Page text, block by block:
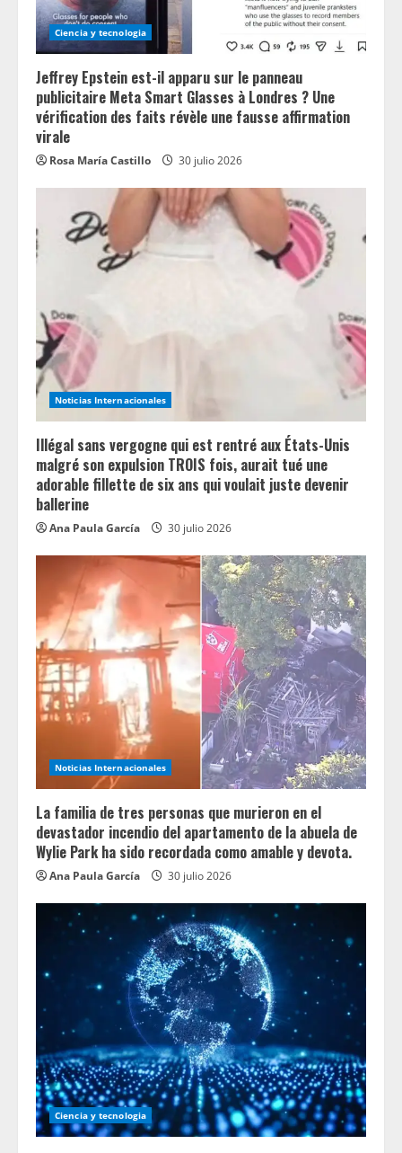
Ciencia y tecnologia
Jeffrey Epstein est-il apparu sur le panneau
publicitaire Meta Smart Glasses à Londres ? Une
vérification des faits révèle une fausse affirmation
virale
Rosa María Castillo 30 julio 2026
Noticias Internacionales
Illégal sans vergogne qui est rentré aux États-Unis
malgré son expulsion TROIS fois, aurait tué une
adorable fillette de six ans qui voulait juste devenir
ballerine
Ana Paula García 30 julio 2026
Noticias Internacionales
La familia de tres personas que murieron en el
devastador incendio del apartamento de la abuela de
Wylie Park ha sido recordada como amable y devota.
Ana Paula García 30 julio 2026
Ciencia y tecnologia